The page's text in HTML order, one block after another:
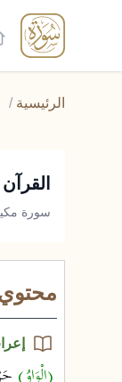
الرئيسية /
القرآن
سورة مكية
(الْوَاوُ)